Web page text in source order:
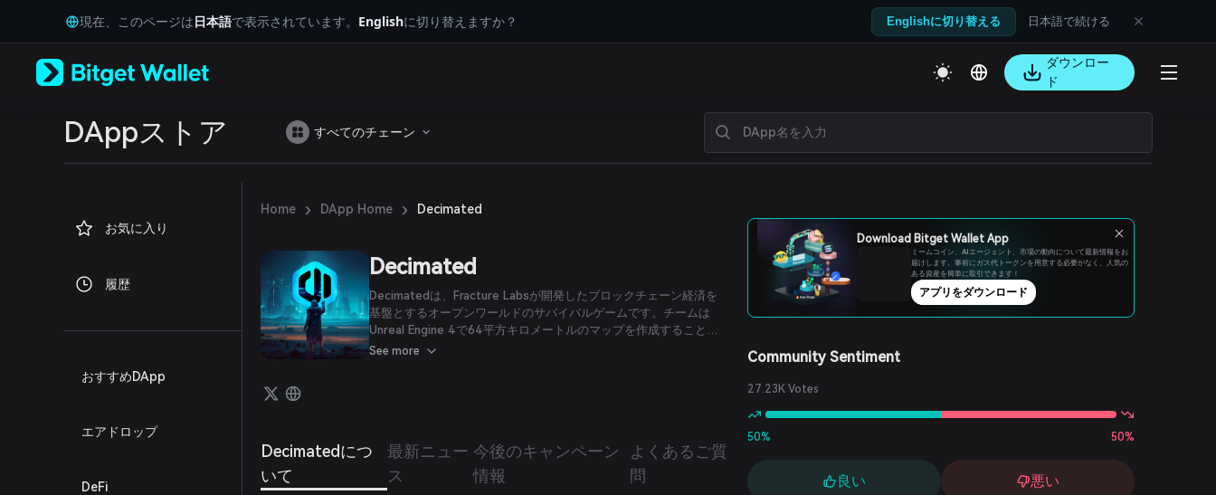
Tiếng Việt
Русский
Español (Latinoamérica)
Português (Portugal)
Bahasa Indonesia
Español (Argentina)
現在、このページは日本語で表示されています。 Englishに切り替えますか？ Englishに切り替える 日本語で続ける
ダウンロー
ド
DAppストア すべてのチェーン
お気に入り
履歴
おすすめDApp
エアドロップ
DeFi
Home › DApp Home › Decimated
Decimated
Decimatedは、Fracture Labsが開発したブロックチェーン経済を
基盤とするオープンワールドのサバイバルゲームです。チームは
Unreal Engine 4で64平方キロメートルのマップを作成することを
目指しており、プレイヤーは人間の市民かサイボーグ警官のいずれ
See more
Decimatedにつ
いて
最新ニュー
ス
今後のキャンペーン
情報
よくあるご質
問
Download Bitget Wallet App
ミームコイン、AIエージェント、市場の動向について最新情報をお
届けします。事前にガス代トークンを用意する必要がなく、人気の
ある資産を簡単に取引できます！
アプリをダウンロード
Community Sentiment
27.23K Votes
50% 50%
良い 悪い